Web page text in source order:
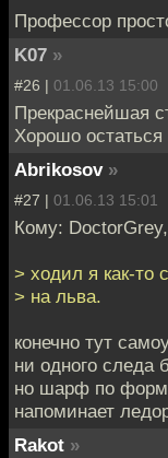
Профессор
K07 »
#26 | 01.06.13 15:00
Прекраснейшая
Хорошо
Abrikosov »
#27 | 01.06.13 15:01
Кому: DoctorGrey,
> ходил я как-то
> на льва.
конечно тут
ни одного следа
но шарф по
напоминает
Rakot »